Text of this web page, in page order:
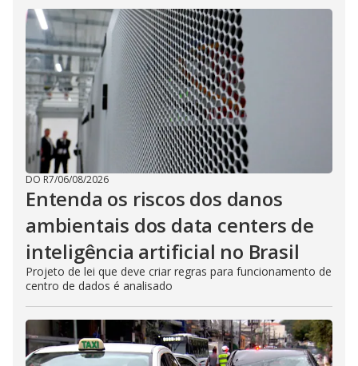
DO R7/06/08/2026
Entenda os riscos dos danos
ambientais dos data centers de
inteligência artificial no Brasil
Projeto de lei que deve criar regras para funcionamento de
centro de dados é analisado